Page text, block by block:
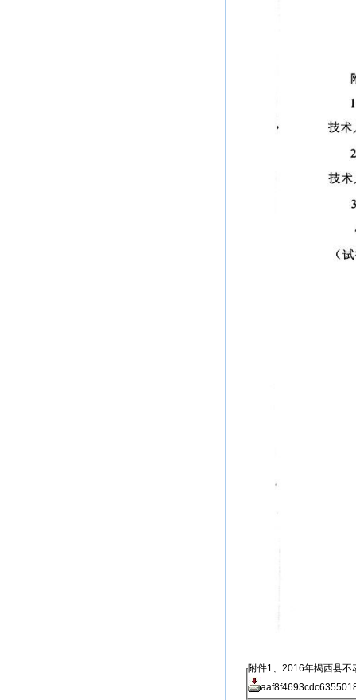
附件1、2016年揭西县不